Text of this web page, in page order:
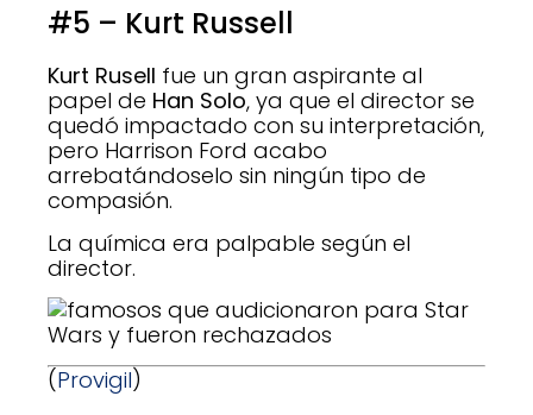
#5 – Kurt Russell
Kurt Rusell fue un gran aspirante al
papel de Han Solo, ya que el director se
quedó impactado con su interpretación,
pero Harrison Ford acabo
arrebatándoselo sin ningún tipo de
compasión.
La química era palpable según el
director.
(Provigil)